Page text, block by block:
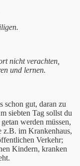
nicht verachten,
und lernen.
schon gut, daran zu
siebten Tag sollst du
werden müssen,
z.B. im Krankenhaus,
Verkehr;
Kindern, kranken